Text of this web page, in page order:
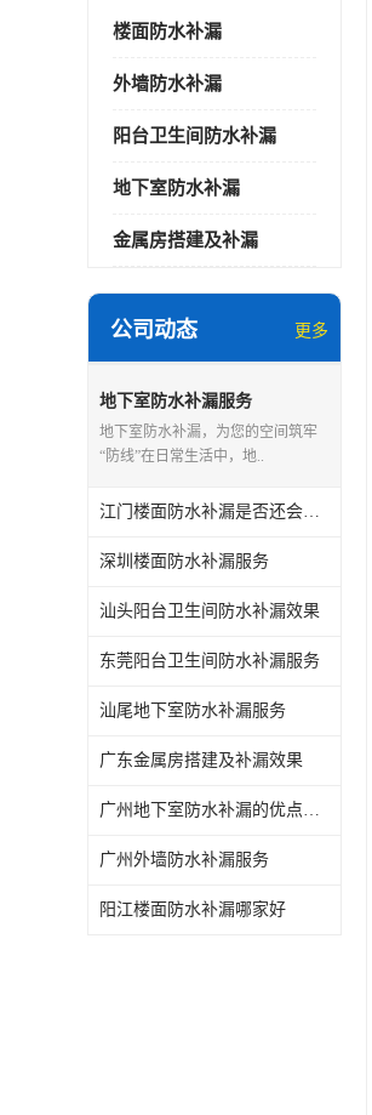
楼面防水补漏
外墙防水补漏
阳台卫生间防水补漏
地下室防水补漏
金属房搭建及补漏
公司动态 更多
地下室防水补漏服务
地下室防水补漏，为您的空间筑牢
“防线”在日常生活中，地..
江门楼面防水补漏是否还会漏水
深圳楼面防水补漏服务
汕头阳台卫生间防水补漏效果
东莞阳台卫生间防水补漏服务
汕尾地下室防水补漏服务
广东金属房搭建及补漏效果
广州地下室防水补漏的优点和缺点
广州外墙防水补漏服务
阳江楼面防水补漏哪家好